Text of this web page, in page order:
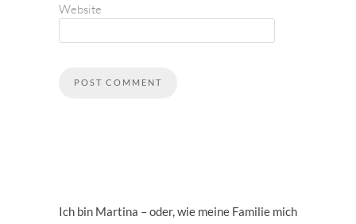
Website
Ich bin Martina – oder, wie meine Familie mich